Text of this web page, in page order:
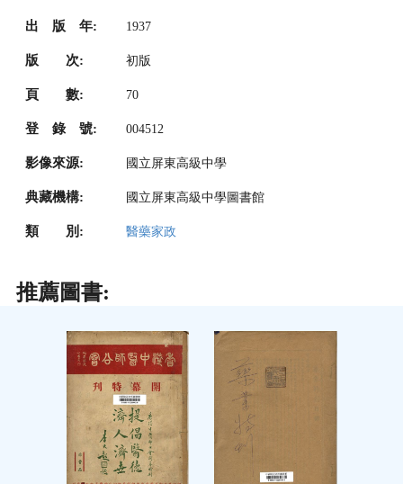
出 版 年: 1937
版 次: 初版
頁 數: 70
登 錄 號: 004512
影像來源: 國立屏東高級中學
典藏機構: 國立屏東高級中學圖書館
類 別: 醫藥家政
推薦圖書: